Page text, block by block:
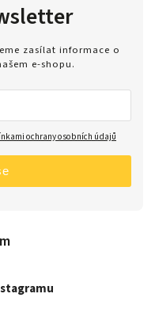
zasílat informace o
e-shopu.
ochrany osobních údajů